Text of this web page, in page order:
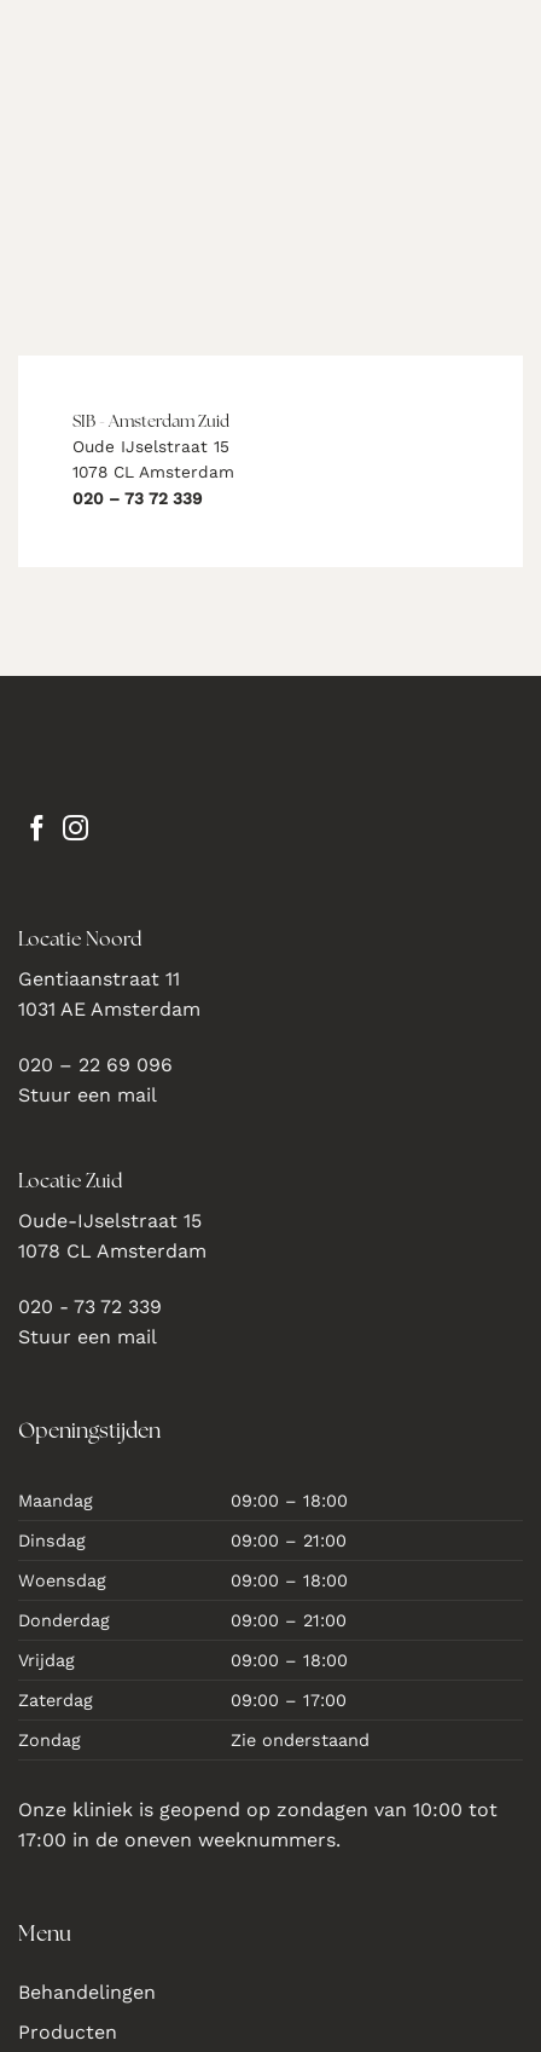
SIB - Amsterdam Zuid
Oude IJselstraat 15
1078 CL Amsterdam
020 – 73 72 339
Locatie Noord
Gentiaanstraat 11
1031 AE Amsterdam
020 – 22 69 096
Stuur een mail
Locatie Zuid
Oude-IJselstraat 15
1078 CL Amsterdam
020 - 73 72 339
Stuur een mail
Openingstijden
Maandag 09:00 – 18:00
Dinsdag 09:00 – 21:00
Woensdag 09:00 – 18:00
Donderdag 09:00 – 21:00
Vrijdag 09:00 – 18:00
Zaterdag 09:00 – 17:00
Zondag Zie onderstaand
Onze kliniek is geopend op zondagen van 10:00 tot
17:00 in de oneven weeknummers.
Menu
Behandelingen
Producten